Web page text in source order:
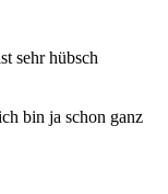
sehr hübsch
bin ja schon ganz